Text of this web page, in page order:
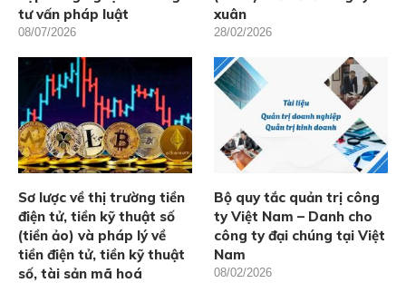
tư vấn pháp luật
08/07/2026
xuân
28/02/2026
Sơ lược về thị trường tiền
điện tử, tiền kỹ thuật số
(tiền ảo) và pháp lý về
tiền điện tử, tiền kỹ thuật
số, tài sản mã hoá
Bộ quy tắc quản trị công
ty Việt Nam – Danh cho
công ty đại chúng tại Việt
Nam
08/02/2026